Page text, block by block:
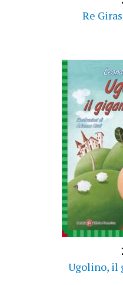
Re
Ugolino, il